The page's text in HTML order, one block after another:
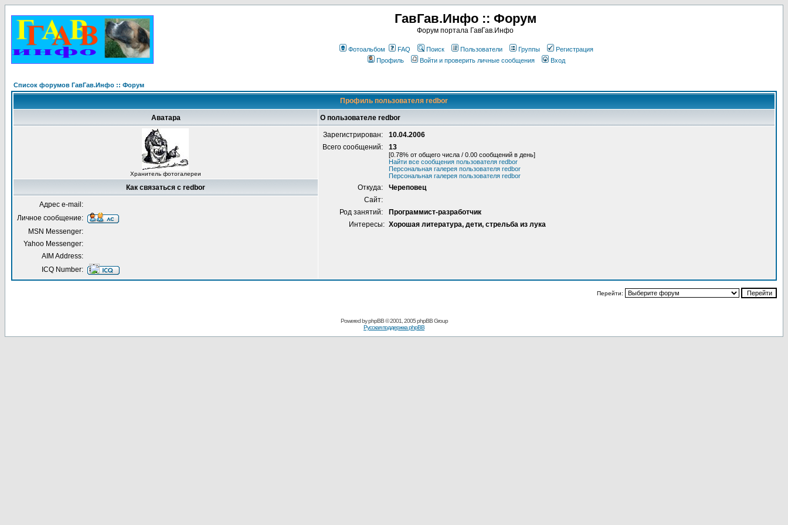
ГавГав.Инфо :: Форум
Форум портала ГавГав.Инфо
Фотоальбом FAQ Поиск Пользователи Группы
Регистрация
Профиль
Войти и проверить личные сообщения Вход
Список форумов ГавГав.Инфо :: Форум
Профиль пользователя redbor
Аватара О пользователе redbor
Хранитель фотогалереи
Зарегистрирован:
10.04.2006
Всего сообщений:
13
[0.78% от общего числа / 0.00 сообщений в день]
Найти все сообщения пользователя redbor
Персональная галерея пользователя redbor
Персональная галерея пользователя redbor
Откуда:
Череповец
Сайт:
Род занятий:
Программист-разработчик
Интересы: Хорошая литература, дети, стрельба из лука
Как связаться с redbor
Адрес e-mail:
Личное сообщение:
MSN Messenger:
Yahoo Messenger:
AIM Address:
ICQ Number:
Перейти:
Powered byphpBB© 2001, 2005 phpBB Group
Русская поддержка phpBB